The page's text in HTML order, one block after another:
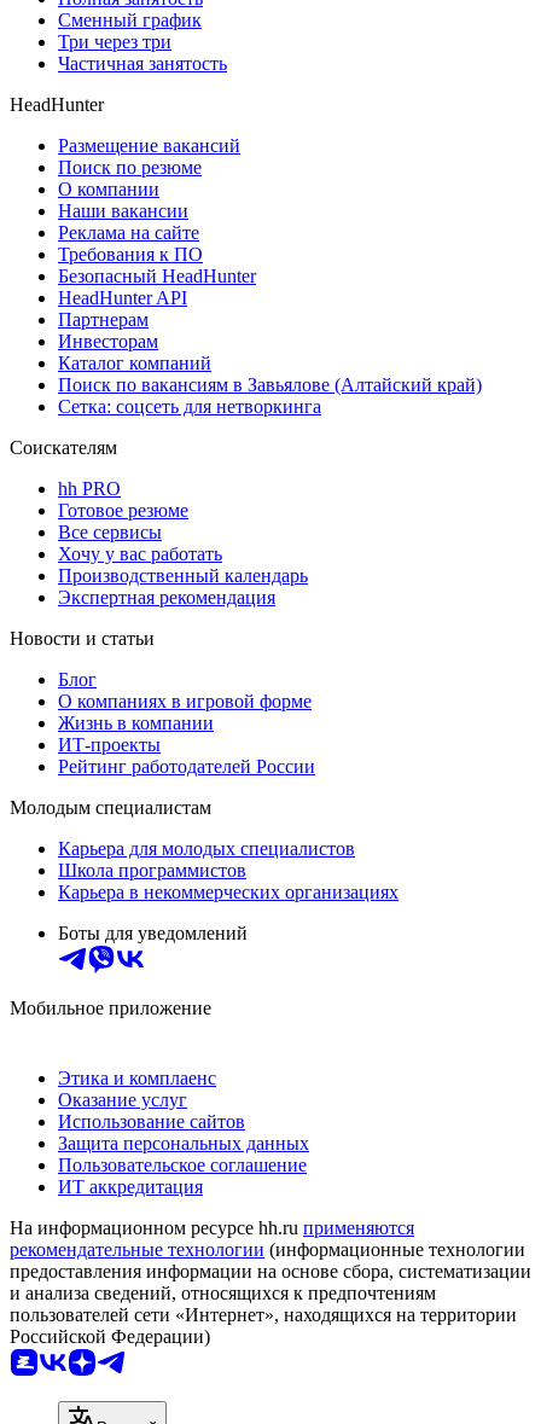
Сменный график
Три через три
Частичная занятость
HeadHunter
Размещение вакансий
Поиск по резюме
О компании
Наши вакансии
Реклама на сайте
Требования к ПО
Безопасный HeadHunter
HeadHunter API
Партнерам
Инвесторам
Каталог компаний
Поиск по вакансиям в Завьялове (Алтайский край)
Сетка: соцсеть для нетворкинга
Соискателям
hh PRO
Готовое резюме
Все сервисы
Хочу у вас работать
Производственный календарь
Экспертная рекомендация
Новости и статьи
Блог
О компаниях в игровой форме
Жизнь в компании
ИТ-проекты
Рейтинг работодателей России
Молодым специалистам
Карьера для молодых специалистов
Школа программистов
Карьера в некоммерческих организациях
Боты для уведомлений
Мобильное приложение
Этика и комплаенс
Оказание услуг
Использование сайтов
Защита персональных данных
Пользовательское соглашение
ИТ аккредитация
На информационном ресурсе hh.ru применяются
рекомендательные технологии (информационные технологии
предоставления информации на основе сбора, систематизации
и анализа сведений, относящихся к предпочтениям
пользователей сети «Интернет», находящихся на территории
Российской Федерации)